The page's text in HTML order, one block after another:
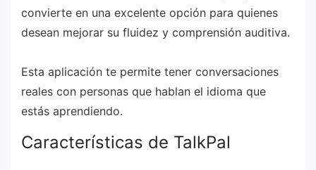
convierte en una excelente opción para quienes
desean mejorar su fluidez y comprensión auditiva.
Esta aplicación te permite tener conversaciones
reales con personas que hablan el idioma que
estás aprendiendo.
Características de TalkPal